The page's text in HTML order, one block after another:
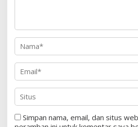
Simpan nama, email, dan situs